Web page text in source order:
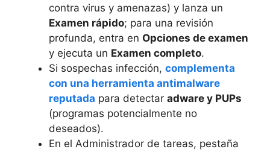
contra virus y amenazas) y lanza un
Examen rápido; para una revisión
profunda, entra en Opciones de examen
y ejecuta un Examen completo.
Si sospechas infección, complementa
con una herramienta antimalware
reputada para detectar adware y PUPs
(programas potencialmente no
deseados).
En el Administrador de tareas, pestaña